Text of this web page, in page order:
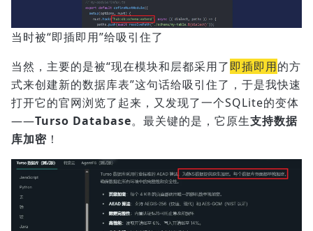
当时被“即插即用”给吸引住了
当然，主要的是被“现在模块和层都采用了即插即用的方
式来创建新的数据库表”这句话给吸引住了，于是我快速
打开它的官网浏览了起来，又发现了一个SQLite的变体
——Turso Database。最关键的是，它原生支持数据
库加密 ！